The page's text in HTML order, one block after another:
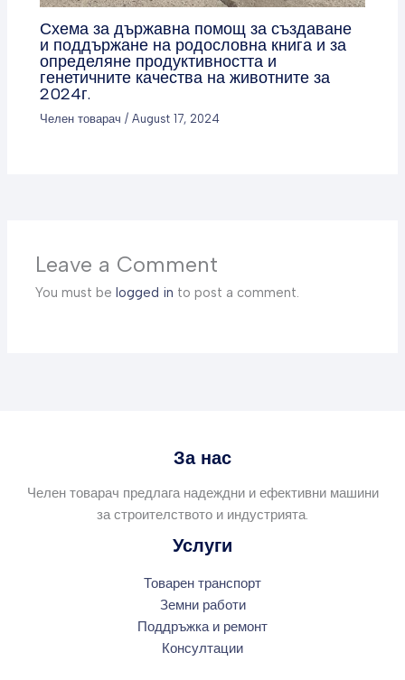
Схема за държавна помощ за създаване
и поддържане на родословна книга и за
определяне продуктивността и
генетичните качества на животните за
2024г.
Челен товарач /August 17, 2024
Leave a Comment
You must belogged in to post a comment.
За нас
Челен товарач предлага надеждни и ефективни машини
за строителството и индустрията.
Услуги
Товарен транспорт
Земни работи
Поддръжка и ремонт
Консултации